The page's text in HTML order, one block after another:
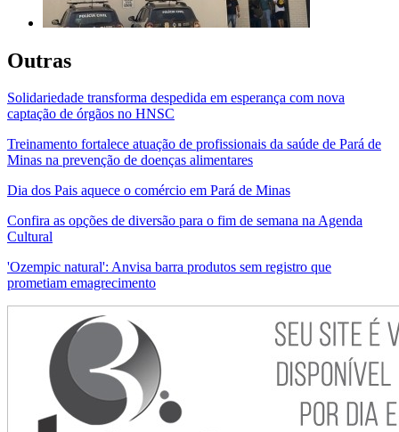
Outras
Solidariedade transforma despedida em esperança com nova
captação de órgãos no HNSC
Treinamento fortalece atuação de profissionais da saúde de Pará de
Minas na prevenção de doenças alimentares
Dia dos Pais aquece o comércio em Pará de Minas
Confira as opções de diversão para o fim de semana na Agenda
Cultural
'Ozempic natural': Anvisa barra produtos sem registro que
prometiam emagrecimento